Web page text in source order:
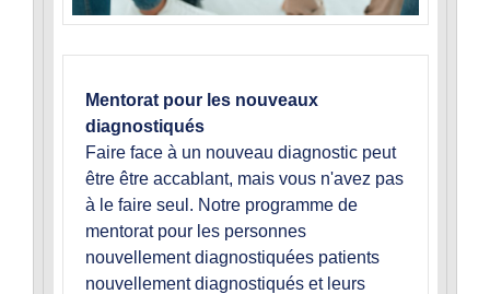
Mentorat pour les nouveaux
diagnostiqués
Faire face à un nouveau diagnostic peut
être être accablant, mais vous n'avez pas
à le faire seul. Notre programme de
mentorat pour les personnes
nouvellement diagnostiquées patients
nouvellement diagnostiqués et leurs